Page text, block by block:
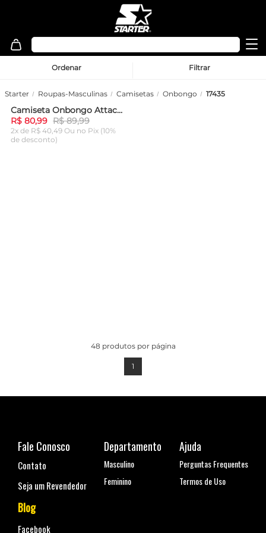
Ordenar Filtrar
Starter Roupas-Masculinas Camisetas Onbongo 17435
-10%Camiseta Onbongo Attack Azul
R$ 80,99 R$ 89,99
2x de R$ 40,49 Ou no Pix (10%
de desconto)
48 produtos por página
1
Fale Conosco
Contato
Seja um Revendedor
Blog
Facebook
Departamento
Masculino
Feminino
Ajuda
Perguntas Frequentes
Termos de Uso